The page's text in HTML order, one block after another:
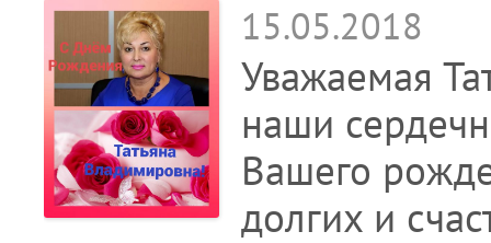
15.05.2018
Уважаемая
наши
Вашего
долгих и